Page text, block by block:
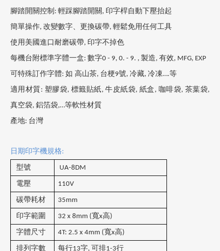
腳踏開關控制 : 輕踩腳踏開關 , 印字桿自動下壓抬起
簡單操作, 改變數字、更換碳帶, 輕鬆免用任何工具
使用美國進口耐磨碳帶, 印字不掉色
每機台附標準字體一盒: 數字0 - 9, 0. - 9. , 製造, 有效, MFG, EXP
可特殊訂作字體: 如 高山茶, 台梗9號, 冷藏, 冷凍….等
適用材質 : 塑膠袋, 標籤貼紙,牛皮紙袋, 紙盒 , 咖啡袋, 茶葉袋,
真空袋, 鋁箔袋,…等軟性材質
產地: 台灣
日期印字機規格:
型號 UA-8DM
電壓 110V
碳帶耗材 35mm
印字範圍 32 x 8mm ( 寬x高)
字體尺寸 4T: 2.5 x 4mm ( 寬x高)
排列字數 每行13字, 可排1-3行